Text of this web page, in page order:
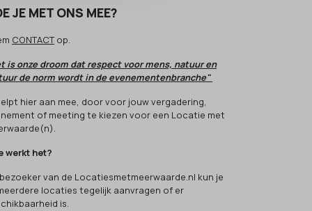
JE MET ONS MEE?
CONTACTop.
is onze droom dat respect voor mens, natuur en
de norm wordt in de evenementenbranche"
hier aan mee, door voor jouw vergadering,
of meeting te kiezen voor een Locatie met
werkt het?
van de Locatiesmetmeerwaarde.nl kun je
locaties tegelijk aanvragen of er
is.